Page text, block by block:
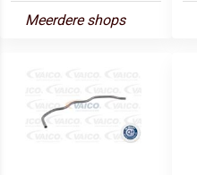
Meerdere shops